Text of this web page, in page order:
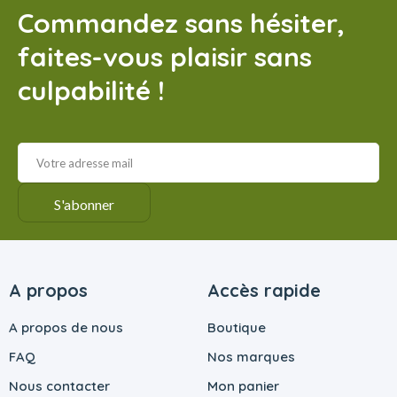
Commandez sans hésiter,
faites-vous plaisir sans
culpabilité !
A propos
A propos de nous
FAQ
Nous contacter
Accès rapide
Boutique
Nos marques
Mon panier